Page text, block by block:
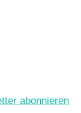
abonnieren